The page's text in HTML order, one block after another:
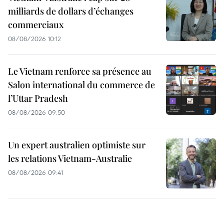
milliards de dollars d’échanges
commerciaux
08/08/2026 10:12
Le Vietnam renforce sa présence au
Salon international du commerce de
l’Uttar Pradesh
08/08/2026 09:50
Un expert australien optimiste sur
les relations Vietnam-Australie
08/08/2026 09:41